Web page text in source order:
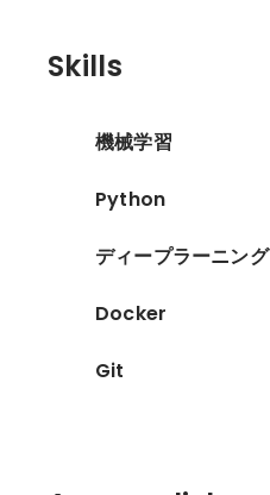
Skills
機械学習
Python
ディープラーニング
Docker
Git